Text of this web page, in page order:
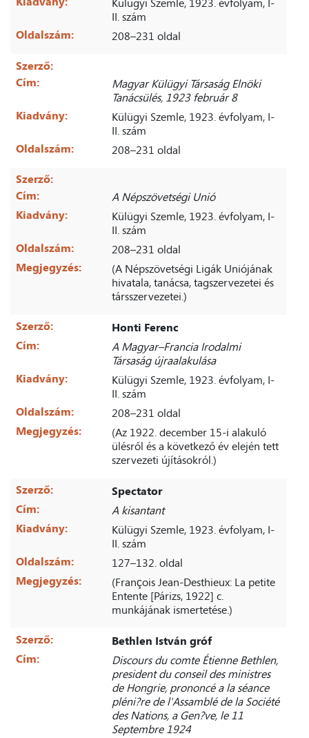
II. szám
Oldalszám:
208–231 oldal
Szerző:
Cím:
Magyar Külügyi Társaság Elnöki
Tanácsülés, 1923 február 8
Kiadvány:
Külügyi Szemle, 1923. évfolyam, I-
II. szám
Oldalszám:
208–231 oldal
Szerző:
Cím:
A Népszövetségi Unió
Kiadvány:
Külügyi Szemle, 1923. évfolyam, I-
II. szám
Oldalszám:
208–231 oldal
Megjegyzés:
(A Népszövetségi Ligák Uniójának
hivatala, tanácsa, tagszervezetei és
társszervezetei.)
Szerző:
Honti Ferenc
Cím:
A Magyar–Francia Irodalmi
Társaság újraalakulása
Kiadvány:
Külügyi Szemle, 1923. évfolyam, I-
II. szám
Oldalszám:
208–231 oldal
Megjegyzés:
(Az 1922. december 15-i alakuló
ülésről és a következő év elején tett
szervezeti újításokról.)
Szerző:
Spectator
Cím:
A kisantant
Kiadvány:
Külügyi Szemle, 1923. évfolyam, I-
II. szám
Oldalszám:
127–132. oldal
Megjegyzés:
(François Jean-Desthieux: La petite
Entente [Párizs, 1922] c.
munkájának ismertetése.)
Szerző:
Bethlen István gróf
Cím:
Discours du comte Étienne Bethlen,
president du conseil des ministres
de Hongrie, prononcé a la séance
pléni?re de l'Assamblé de la Société
des Nations, a Gen?ve, le 11
Septembre 1924